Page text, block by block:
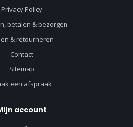
Privacy Policy
betalen & bezorgen
& retourneren
Contact
Sitemap
een afspraak
account